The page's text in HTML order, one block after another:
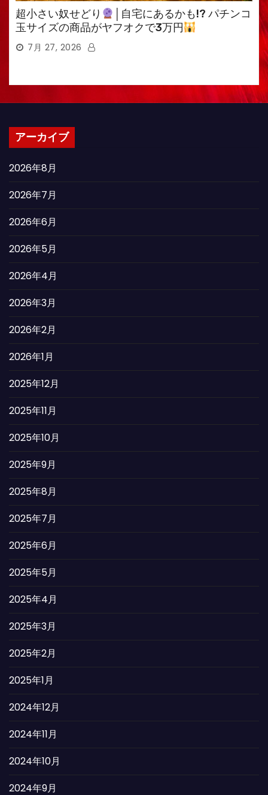
超小さい奴せどり
│自宅にあるかも!? パチンコ
玉サイズの商品がヤフオクで3万円
7月 27, 2026
アーカイブ
2026年8月
2026年7月
2026年6月
2026年5月
2026年4月
2026年3月
2026年2月
2026年1月
2025年12月
2025年11月
2025年10月
2025年9月
2025年8月
2025年7月
2025年6月
2025年5月
2025年4月
2025年3月
2025年2月
2025年1月
2024年12月
2024年11月
2024年10月
2024年9月